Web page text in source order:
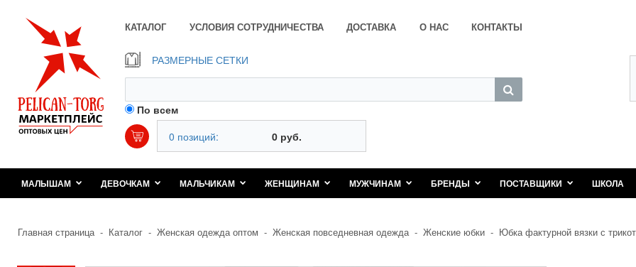
КАТАЛОГ УСЛОВИЯ СОТРУДНИЧЕСТВА ДОСТАВКА О НАС КОНТАКТЫ
РАЗМЕРНЫЕ СЕТКИ
По всем
0 позиций: 0 руб.
МАЛЫШАМ ДЕВОЧКАМ МАЛЬЧИКАМ ЖЕНЩИНАМ МУЖЧИНАМ БРЕНДЫ ПОСТАВЩИКИ ШКОЛА
Главная страница - Каталог - Женская одежда оптом - Женская повседневная одежда - Женские юбки - Юбка фактурной вязки с